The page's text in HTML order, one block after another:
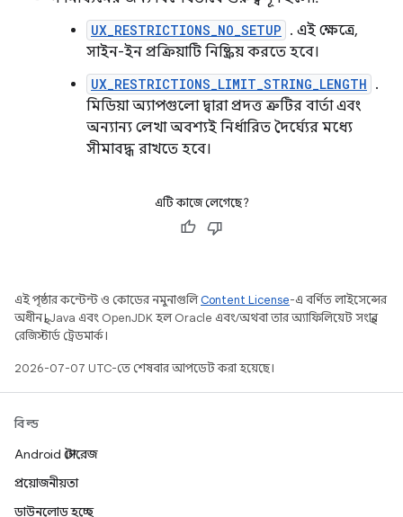
UX_RESTRICTIONS_NO_SETUP . এই ক্ষেত্রে,
সাইন-ইন প্রক্রিয়াটি নিষ্ক্রিয় করতে হবে।
UX_RESTRICTIONS_LIMIT_STRING_LENGTH .
মিডিয়া অ্যাপগুলো দ্বারা প্রদত্ত ত্রুটির বার্তা এবং
অন্যান্য লেখা অবশ্যই নির্ধারিত দৈর্ঘ্যের মধ্যে
সীমাবদ্ধ রাখতে হবে।
এটি কাজে লেগেছে?
এই পৃষ্ঠার কন্টেন্ট ও কোডের নমুনাগুলিContent License-এ বর্ণিত লাইসেন্সের
অধীনস্থ। Java এবং OpenJDK হল Oracle এবং/অথবা তার অ্যাফিলিয়েট সংস্থার
রেজিস্টার্ড ট্রেডমার্ক।
2026-07-07 UTC-তে শেষবার আপডেট করা হয়েছে।
বিল্ড
Android স্টোরেজ
প্রয়োজনীয়তা
ডাউনলোড হচ্ছে